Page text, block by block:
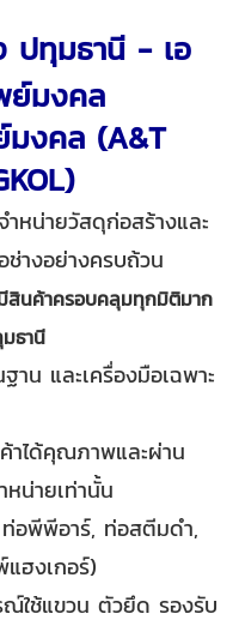
ปทุมธานี - เอ
มงคล
งคล (A&T
หน่ายวัสดุก่อสร้างและ
างอย่างครบถ้วน
สินค้าครอบคลุมทุกมิติมาก
ธานี
น และเครื่องมือเฉพาะ
ได้คุณภาพและผ่าน
น่ายเท่านั้น
อพีพีอาร์, ท่อสตีมดำ,
ฮงเกอร์)
ใช้แขวน ตัวยึด รองรับ